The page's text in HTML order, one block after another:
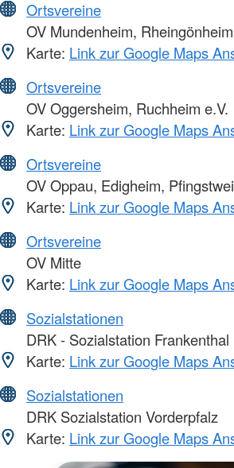
Ortsvereine
OV Mundenheim,
Karte: Link zur Google Maps
Ortsvereine
OV Oggersheim, Ruchheim e.V.
Karte: Link zur Google Maps
Ortsvereine
OV Oppau, Edigheim,
Karte: Link zur Google Maps
Ortsvereine
OV Mitte
Karte: Link zur Google Maps
Sozialstationen
DRK - Sozialstation Frankenthal
Karte: Link zur Google Maps
Sozialstationen
DRK Sozialstation Vorderpfalz
Karte: Link zur Google Maps